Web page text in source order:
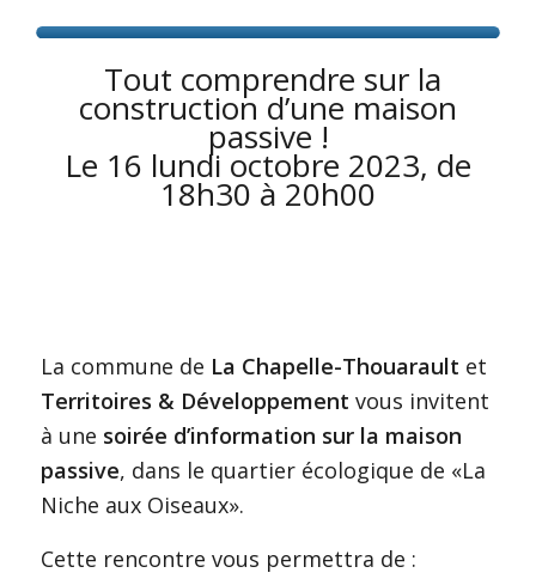
Tout comprendre sur la
construction d’une maison
passive !
Le 16 lundi octobre 2023, de
18h30 à 20h00
La commune de La Chapelle-Thouarault et
Territoires & Développement vous invitent
à une soirée d’information sur la maison
passive, dans le quartier écologique de «La
Niche aux Oiseaux».
Cette rencontre vous permettra de :